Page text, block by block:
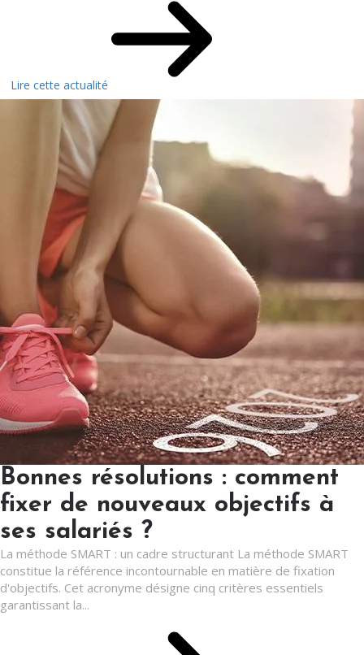
Lire cette actualité
Bonnes résolutions : comment
fixer de nouveaux objectifs à
ses salariés ?
La méthode SMART : un cadre structurant La méthode SMART
constitue la référence incontournable en matière de fixation
d'objectifs. Cet acronyme désigne cinq critères essentiels
garantissant la...